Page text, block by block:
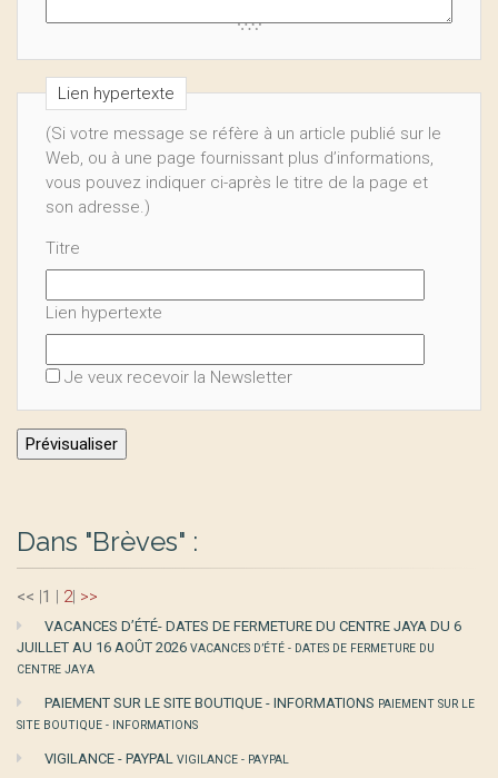
Lien hypertexte
(Si votre message se réfère à un article publié sur le
Web, ou à une page fournissant plus d’informations,
vous pouvez indiquer ci-après le titre de la page et
son adresse.)
Titre
Lien hypertexte
Je veux recevoir la Newsletter
Dans "Brèves" :
<< |1 | 2| >>
VACANCES D’ÉTÉ- DATES DE FERMETURE DU CENTRE JAYA DU 6
JUILLET AU 16 AOÛT 2026 VACANCES D’ÉTÉ - DATES DE FERMETURE DU
CENTRE JAYA
PAIEMENT SUR LE SITE BOUTIQUE - INFORMATIONS PAIEMENT SUR LE
SITE BOUTIQUE - INFORMATIONS
VIGILANCE - PAYPAL VIGILANCE - PAYPAL